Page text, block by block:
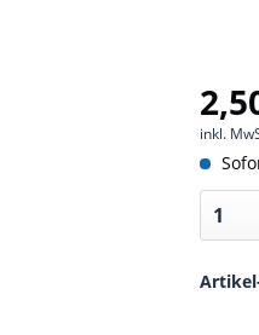
inkl.